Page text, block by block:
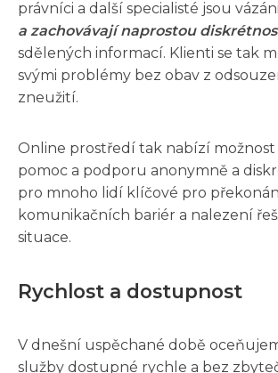
právníci a další specialisté jsou vázáni
a zachovávají naprostou
sdělených informací. Klienti se tak
svými problémy bez obav z
zneužití.
Online prostředí tak nabízí
pomoc a podporu anonymně a
pro mnoho lidí klíčové pro
komunikačních bariér a nalezení
situace.
Rychlost a dostupnost
V dnešní uspěchané době
služby dostupné rychle a bez